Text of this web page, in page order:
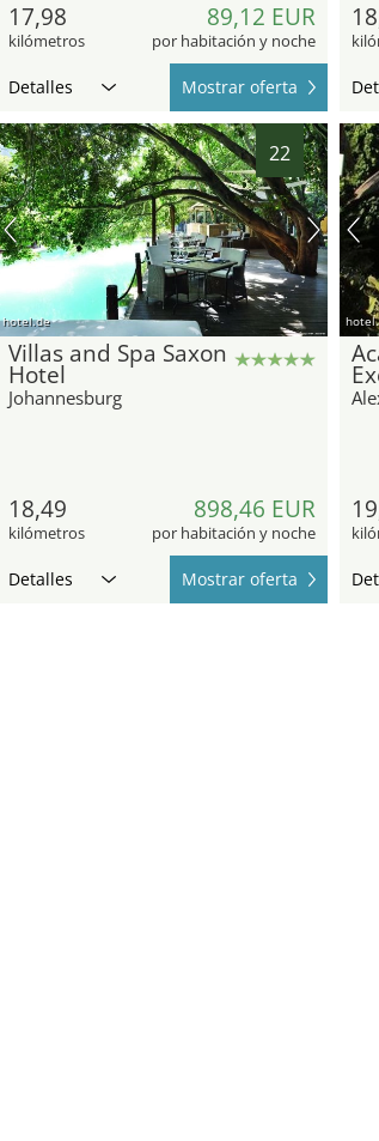
17,98
kilómetros
89,12 EUR
por habitación y noche
Detalles Mostrar oferta
22
hotel.de
Villas and Spa Saxon
Hotel
Johannesburg
18,49
kilómetros
898,46 EUR
por habitación y noche
Detalles Mostrar oferta